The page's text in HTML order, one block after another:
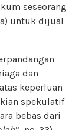
seseorang
untuk dijual
dan
keperluan
spekulatif
bebas dari